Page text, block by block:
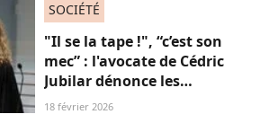
SOCIÉTÉ
"Il se la tape !", “c’est son
mec” : l'avocate de Cédric
Jubilar dénonce les
réflexions misogynes
18 février 2026